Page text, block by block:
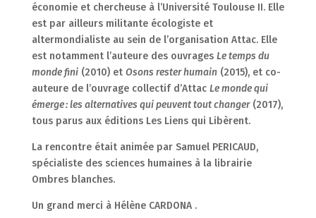
économie et chercheuse à l’Université Toulouse II. Elle
est par ailleurs militante écologiste et
altermondialiste au sein de l’organisation Attac. Elle
est notamment l’auteure des ouvrages Le temps du
monde fini(2010) et Osons rester humain(2015), et co-
auteure de l’ouvrage collectif d’Attac Le monde qui
émerge : les alternatives qui peuvent tout changer(2017),
tous parus aux éditions Les Liens qui Libèrent.
La rencontre était animée par Samuel PERICAUD,
spécialiste des sciences humaines à la librairie
Ombres blanches.
Un grand merci à Hélène CARDONA .